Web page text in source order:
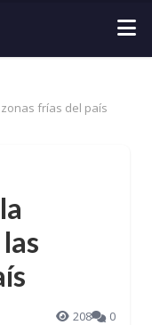
frías del país
208 0